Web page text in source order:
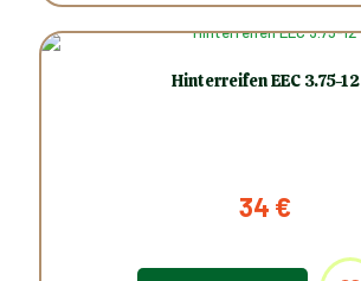
Hinterreifen EEC 3.75-12
34 €